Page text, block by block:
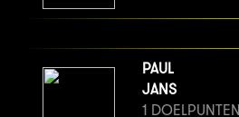
PAUL
JANS
1 DOELPUNTEN